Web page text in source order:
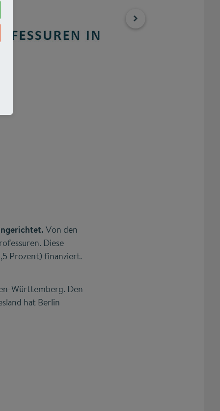
Von den
Diese
Prozent) finanziert.
Württemberg. Den
hat Berlin